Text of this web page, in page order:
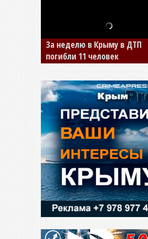
В Джанкое водитель ВАЗа
сбил двух детей на «зебре»